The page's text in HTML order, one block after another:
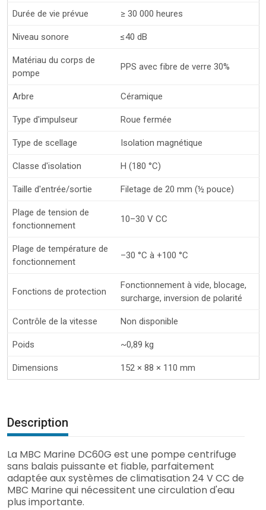
Durée de vie prévue ≥ 30 000 heures
Niveau sonore ≤40 dB
Matériau du corps de
pompe
PPS avec fibre de verre 30%
Arbre Céramique
Type d'impulseur Roue fermée
Type de scellage Isolation magnétique
Classe d'isolation H (180 °C)
Taille d'entrée/sortie Filetage de 20 mm (½ pouce)
Plage de tension de
fonctionnement
10–30 V CC
Plage de température de
fonctionnement
–30 °C à +100 °C
Fonctions de protection
Fonctionnement à vide, blocage,
surcharge, inversion de polarité
Contrôle de la vitesse Non disponible
Poids ~0,89 kg
Dimensions 152 × 88 × 110 mm
Description
La MBC Marine DC60G est une pompe centrifuge
sans balais puissante et fiable, parfaitement
adaptée aux systèmes de climatisation 24 V CC de
MBC Marine qui nécessitent une circulation d'eau
plus importante.